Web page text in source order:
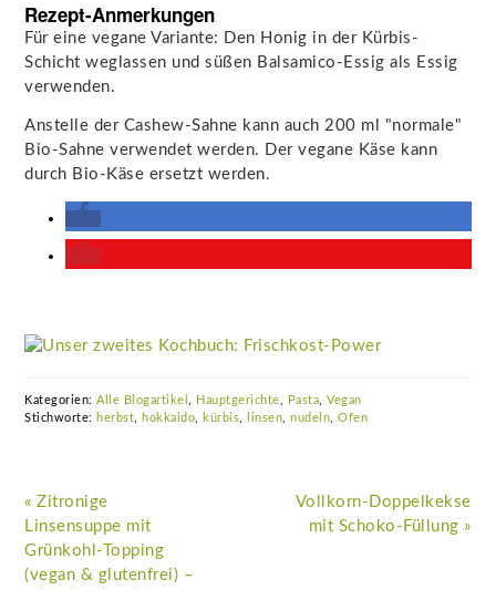
Rezept-Anmerkungen
Für eine vegane Variante: Den Honig in der Kürbis-
Schicht weglassen und süßen Balsamico-Essig als Essig
verwenden.
Anstelle der Cashew-Sahne kann auch 200 ml "normale"
Bio-Sahne verwendet werden. Der vegane Käse kann
durch Bio-Käse ersetzt werden.
Kategorien:Alle Blogartikel Hauptgerichte Pasta ,Vegan
Stichworte: herbst hokkaido kürbis linsen ,nudeln ,Ofen
Vorheriger
Beitrag:
« Zitronige
Linsensuppe mit
Grünkohl-Topping
(vegan & glutenfrei) –
Nächster
Beitrag:
Vollkorn-Doppelkekse
mit Schoko-Füllung »